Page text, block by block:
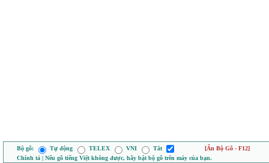
Bộ gõ: Tự động TELEX VNI Tắt
[Ẩn Bộ Gõ - F12]
Chính tả | Nếu gõ tiếng Việt không được, hãy bật bộ gõ trên máy của bạn.